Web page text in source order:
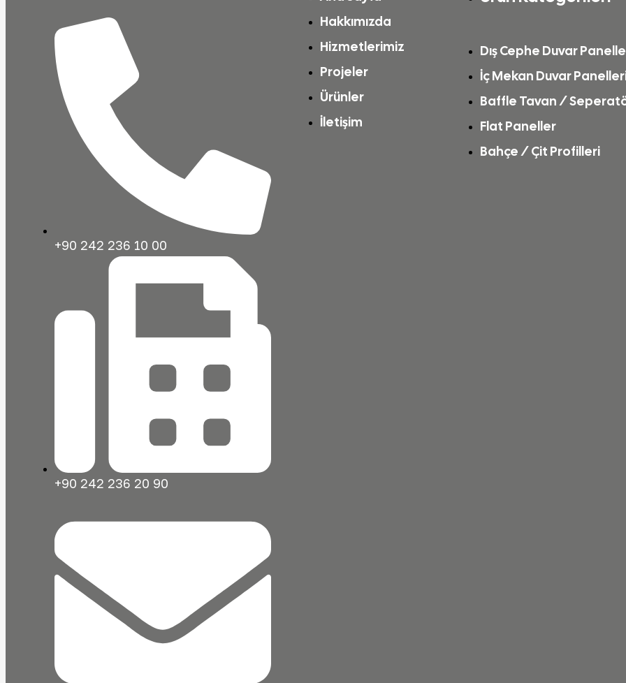
+90 242 236 10 00
+90 242 236 20 90
Hakkımızda
Hizmetlerimiz
Projeler
Ürünler
İletişim
Dış Cephe Duvar
İç Mekan Duvar
Baffle Tavan /
Flat Paneller
Bahçe / Çit Profilleri